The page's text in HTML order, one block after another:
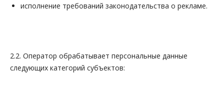
исполнение требований законодательства о рекламе.
2.2. Оператор обрабатывает персональные данные
следующих категорий субъектов: